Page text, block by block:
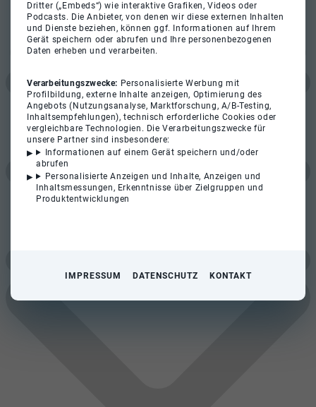
Dritter („Embeds“) wie interaktive Grafiken, Videos oder
Podcasts. Die Anbieter, von denen wir diese externen Inhalten
und Dienste beziehen, können ggf. Informationen auf Ihrem
Gerät speichern oder abrufen und Ihre personenbezogenen
Daten erheben und verarbeiten.
Verarbeitungszwecke: Personalisierte Werbung mit
Profilbildung, externe Inhalte anzeigen, Optimierung des
Angebots (Nutzungsanalyse, Marktforschung, A/B-Testing,
Inhaltsempfehlungen), technisch erforderliche Cookies oder
vergleichbare Technologien. Die Verarbeitungszwecke für
unsere Partner sind insbesondere:
Informationen auf einem Gerät speichern und/oder
abrufen
Personalisierte Anzeigen und Inhalte, Anzeigen und
Inhaltsmessungen, Erkenntnisse über Zielgruppen und
Produktentwicklungen
IMPRESSUM DATENSCHUTZ KONTAKT